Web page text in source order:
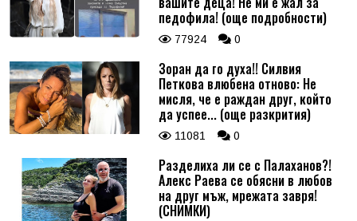
педофила! (още подробности)
77924 0
Зоран да го духа!! Силвия
Петкова влюбена отново: Не
мисля, че е раждан друг, който
да успее... (още разкрития)
11081 0
Разделиха ли се с Палаханов?!
Алекс Раева се обясни в любов
на друг мъж, мрежата завря!
(СНИМКИ)